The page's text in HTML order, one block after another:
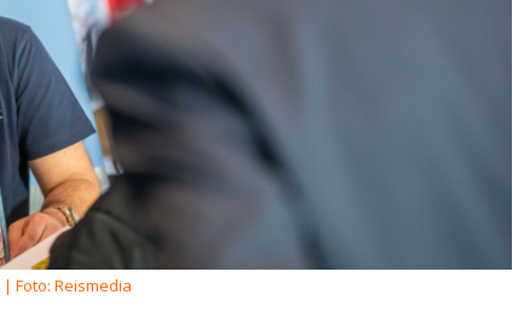
| Foto: Reismedia